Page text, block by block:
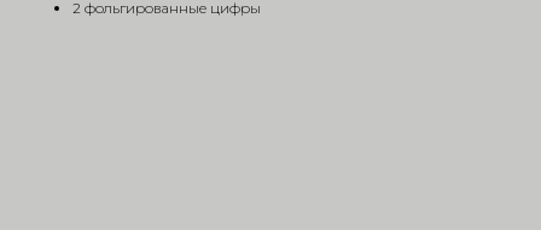
2 фольгированные цифры